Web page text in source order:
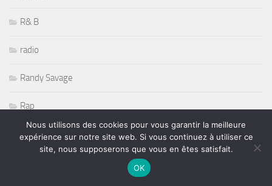
R& B
radio
Randy Savage
Rap
Récompenses
Nous utilisons des cookies pour vous garantir la meilleure
expérience sur notre site web. Si vous continuez à utiliser ce
site, nous supposerons que vous en êtes satisfait.
OK